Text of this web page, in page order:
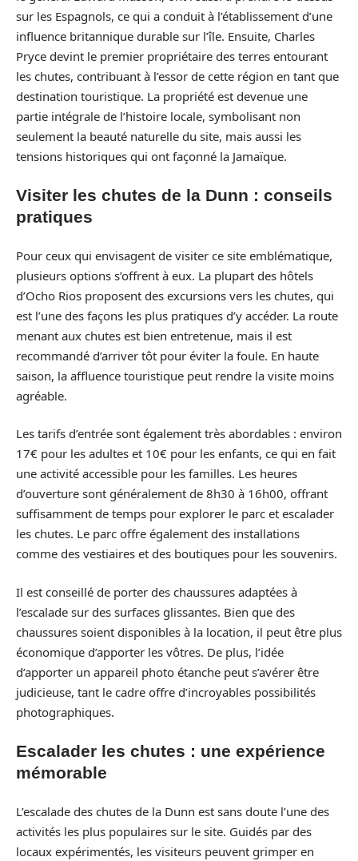
sur les Espagnols, ce qui a conduit à l’établissement d’une
influence britannique durable sur l’île. Ensuite, Charles
Pryce devint le premier propriétaire des terres entourant
les chutes, contribuant à l’essor de cette région en tant que
destination touristique. La propriété est devenue une
partie intégrale de l’histoire locale, symbolisant non
seulement la beauté naturelle du site, mais aussi les
tensions historiques qui ont façonné la Jamaïque.
Visiter les chutes de la Dunn : conseils
pratiques
Pour ceux qui envisagent de visiter ce site emblématique,
plusieurs options s’offrent à eux. La plupart des hôtels
d’Ocho Rios proposent des excursions vers les chutes, qui
est l’une des façons les plus pratiques d’y accéder. La route
menant aux chutes est bien entretenue, mais il est
recommandé d’arriver tôt pour éviter la foule. En haute
saison, la affluence touristique peut rendre la visite moins
agréable.
Les tarifs d’entrée sont également très abordables : environ
17€ pour les adultes et 10€ pour les enfants, ce qui en fait
une activité accessible pour les familles. Les heures
d’ouverture sont généralement de 8h30 à 16h00, offrant
suffisamment de temps pour explorer le parc et escalader
les chutes. Le parc offre également des installations
comme des vestiaires et des boutiques pour les souvenirs.
Il est conseillé de porter des chaussures adaptées à
l’escalade sur des surfaces glissantes. Bien que des
chaussures soient disponibles à la location, il peut être plus
économique d’apporter les vôtres. De plus, l’idée
d’apporter un appareil photo étanche peut s’avérer être
judicieuse, tant le cadre offre d’incroyables possibilités
photographiques.
Escalader les chutes : une expérience
mémorable
L’escalade des chutes de la Dunn est sans doute l’une des
activités les plus populaires sur le site. Guidés par des
locaux expérimentés, les visiteurs peuvent grimper en